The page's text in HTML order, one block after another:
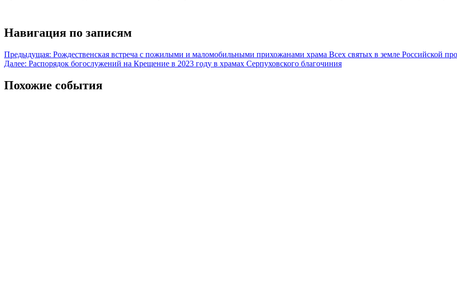
Навигация по записям
Предыдущая: Рождественская встреча с пожилыми и маломобильными прихожанами храма Всех святых в земле Российской
Далее: Распорядок богослужений на Крещение в 2023 году в храмах Серпуховского благочиния
Похожие события